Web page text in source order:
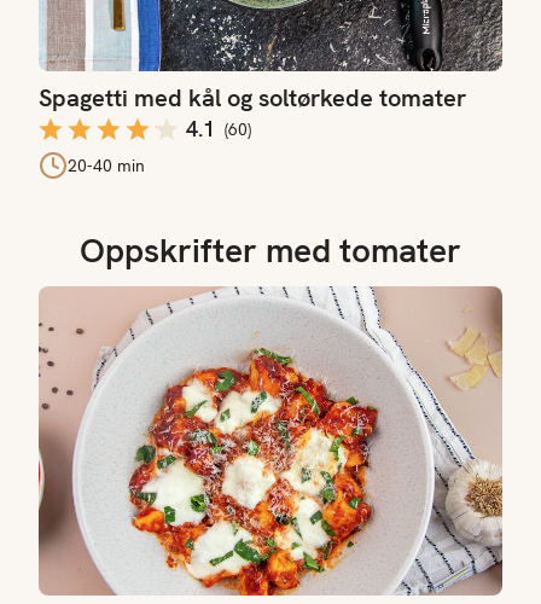
Spagetti med kål og soltørkede tomater
4.1 (60)
20-40 min
Oppskrifter med tomater
Gnocchi alla sorrentina